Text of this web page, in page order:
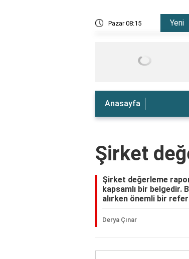
Pazar 08:15 Yeni
Anasayfa
Şirket
Şirket değerleme
kapsamlı bir belgedir.
alırken önemli bir
Derya Çınar